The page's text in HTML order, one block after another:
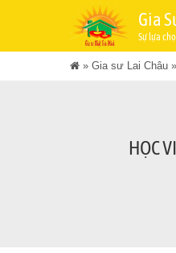
Gia
Sự lựa
» Gia sư Lai Châu »
HỌC